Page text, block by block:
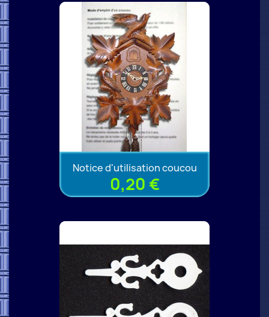
Notice d'utilisation coucou
0,20 €